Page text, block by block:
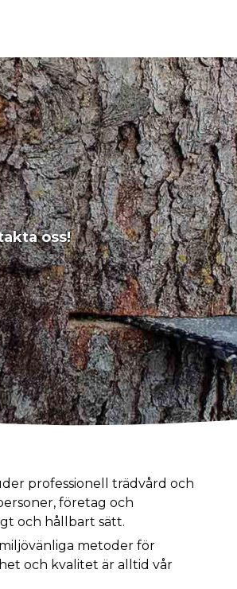
oss!
professionell trädvård och
företag och
och hållbart sätt.
metoder för
och kvalitet är alltid vår